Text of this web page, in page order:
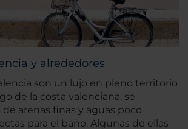
y alrededores
son un lujo en pleno territorio
de la costa valenciana, se
arenas finas y aguas poco
para el baño. Algunas de ellas